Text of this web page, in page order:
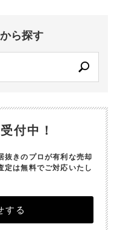
ら探す
付中！
抜きのプロが有利な売却
定は無料でご対応いたし
する